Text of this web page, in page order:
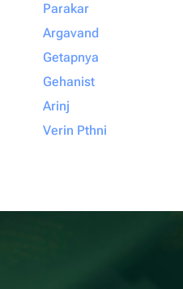
Parakar
Argavand
Getapnya
Gehanist
Arinj
Verin Pthni